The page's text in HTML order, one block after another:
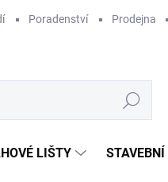
Poradenství Prodejna
Hledat
LIŠTY